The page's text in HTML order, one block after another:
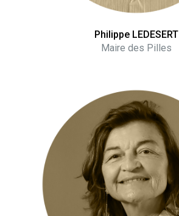
Philippe LEDESERT
Maire des Pilles